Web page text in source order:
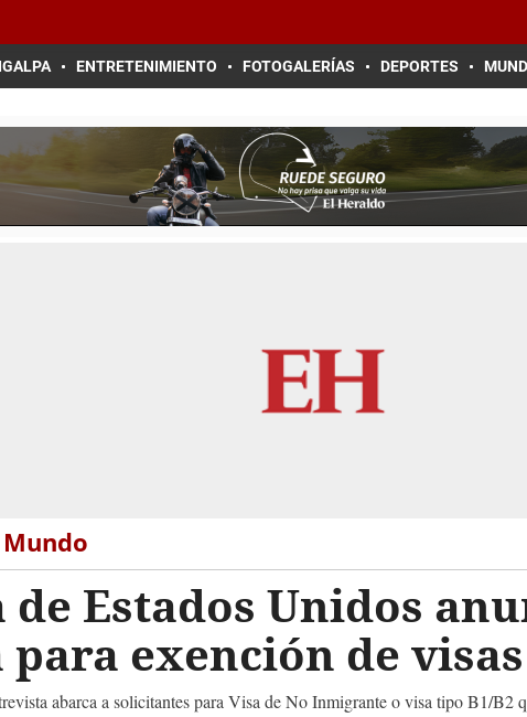
ENTRETENIMIENTO FOTOGALERÍAS DEPORTES
de Estados Unidos
exención de visas
abarca a solicitantes para Visa de No Inmigrante o visa tipo B1/B2